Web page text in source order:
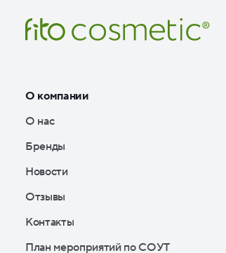
О компании
О нас
Бренды
Новости
Отзывы
Контакты
План мероприятий по СОУТ